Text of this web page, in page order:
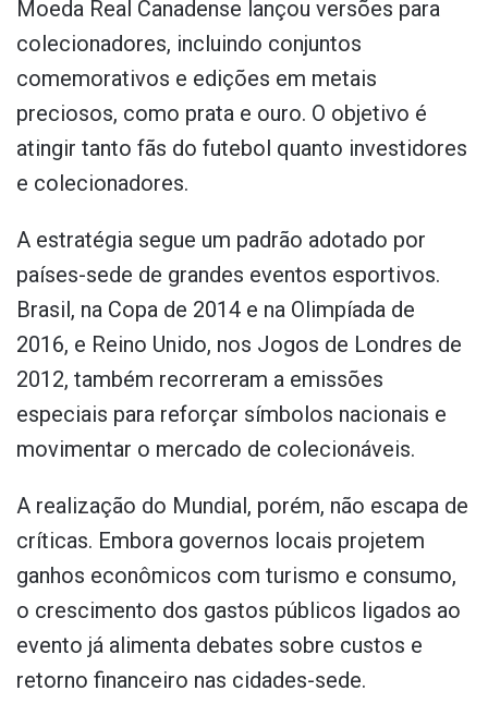
Moeda Real Canadense lançou versões para
colecionadores, incluindo conjuntos
comemorativos e edições em metais
preciosos, como prata e ouro. O objetivo é
atingir tanto fãs do futebol quanto investidores
e colecionadores.
A estratégia segue um padrão adotado por
países-sede de grandes eventos esportivos.
Brasil, na Copa de 2014 e na Olimpíada de
2016, e Reino Unido, nos Jogos de Londres de
2012, também recorreram a emissões
especiais para reforçar símbolos nacionais e
movimentar o mercado de colecionáveis.
A realização do Mundial, porém, não escapa de
críticas. Embora governos locais projetem
ganhos econômicos com turismo e consumo,
o crescimento dos gastos públicos ligados ao
evento já alimenta debates sobre custos e
retorno financeiro nas cidades-sede.